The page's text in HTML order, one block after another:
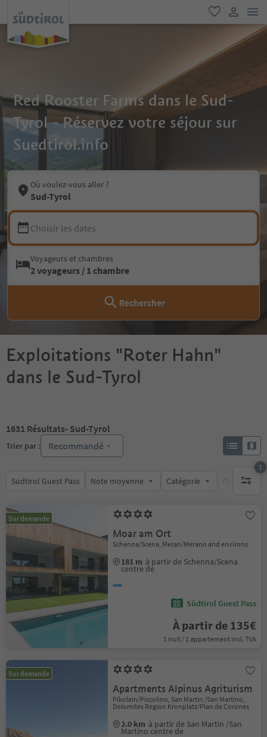
favori
lien
Red Rooster Farms dans le Sud-
Tyrol - Réservez votre séjour sur
Suedtirol.info
Où voulez-vous aller ?
Sud-Tyrol
Choisir les dates
Voyageurs et chambres
2 voyageurs / 1 chambre
Rechercher
Exploitations "Roter Hahn"
dans le Sud-Tyrol
1631 Résultats- Sud-Tyrol
Trier par : Recommandé
Südtirol Guest Pass Note moyenne Catégorie Options de
1
1 filtre
Sur demande
Moar am Ort
Schenna/Scena, Meran/Merano and environs
181 m à partir de Schenna/Scena
centre de
Südtirol Guest Pass
À partir de 135€
1 nuit / 1 appartement incl. TVA
Sur demande
Apartments Alpinus Agriturism
Pikolein/Piccolino, San Martin /San Martino,
Dolomites Region Kronplatz/Plan de Corones
2.0 km à partir de San Martin /San
Martino centre de